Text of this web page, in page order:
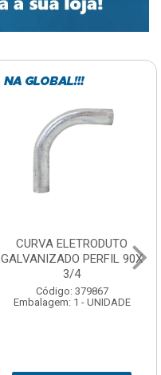
CURVA ELETRODUTO
GALVANIZADO PERFIL 90X
3/4
Código: 379867
Embalagem: 1 - UNIDADE